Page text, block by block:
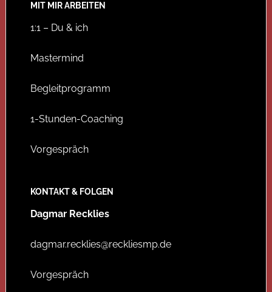
MIT MIR ARBEITEN
1:1 – Du & ich
Mastermind
Begleitprogramm
1-Stunden-Coaching
Vorgespräch
KONTAKT & FOLGEN
Dagmar Recklies
dagmar.recklies@reckliesmp.de
Vorgespräch